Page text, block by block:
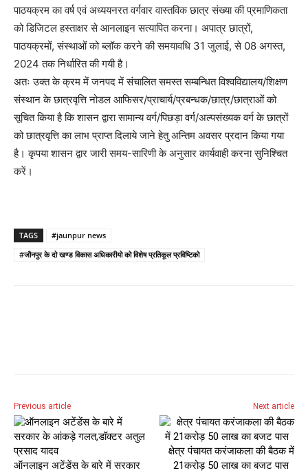
पाठयक्रम का वर्ष एवं अध्ययनरत वर्गवार वास्तविक छात्र संख्या की प्रमाणिकता
को डिजिटल हस्ताक्षर से आनलाइन सत्यापित करना। अपात्र छात्रों,
पाठयक्रमों, संस्थाओं को ब्लॉक करने की समयावधि 31 जुलाई, से 08 अगस्त,
2024 तक निर्धारित की गयी है।
अतः उक्त के क्रम में जनपद में संचालित समस्त सम्बन्धित विश्वविद्यालय/शिक्षण
संस्थान के छात्रवृत्ति नोडल आफिसर/प्राचार्य/प्रबन्धक/छात्र/छात्राओं को
सूचित किया है कि शासन द्वारा सामान्य वर्ग/पिछड़ा वर्ग/अल्पसंख्यक वर्ग के छात्रों
को छात्रवृत्ति का लाभ प्राप्त दिलाये जाने हेतु अन्तिम अवसर प्रदान किया गया
है। कृपया शासन द्वार जारी समय-सारिणी के अनुसार कार्यवाही करना सुनिश्चित
करें।
TAGS
#jaunpur news
#जौनपुर के दो खण्ड विकास अधिकारीयो को विशेष प्रतिकूल प्रविष्टिको
Previous article
ऑनलाइन अटेंडेंस के बारे में सरकार
Next article
क्षेत्र पंचायत करंजाकला की बैठक में
21करोड़ 50 लाख का बजट पास